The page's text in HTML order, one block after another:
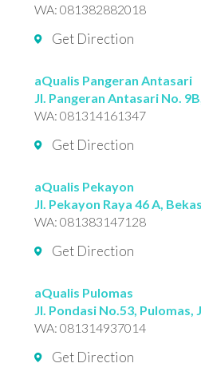
WA:081382882018
Get Direction
aQualis Pangeran Antasari
Jl. Pangeran Antasari No.
WA:081314161347
Get Direction
aQualis Pekayon
Jl. Pekayon Raya 46 A,
WA:081383147128
Get Direction
aQualis Pulomas
Jl. Pondasi No.53,
WA:081314937014
Get Direction